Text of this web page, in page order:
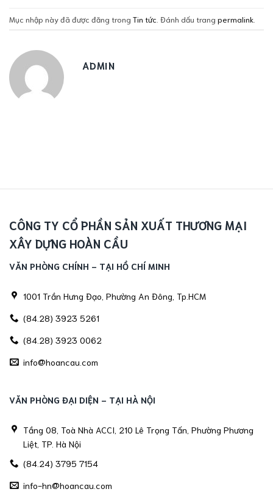
Mục nhập này đã được đăng trong Tin tức . Đánh dấu trang permalink
ADMIN
CÔNG TY CỔ PHẦN SẢN XUẤT THƯƠNG MẠI
XÂY DỰNG HOÀN CẦU
VĂN PHÒNG CHÍNH - TẠI HỒ CHÍ MINH
1001 Trần Hưng Đạo, Phường An Đông, Tp.HCM
(84.28) 3923 5261
(84.28) 3923 0062
info@hoancau.com
VĂN PHÒNG ĐẠI DIỆN - TẠI HÀ NỘI
Tầng 08, Toà Nhà ACCI, 210 Lê Trọng Tấn, Phường Phương
Liệt, TP. Hà Nội
(84.24) 3795 7154
info-hn@hoancau.com